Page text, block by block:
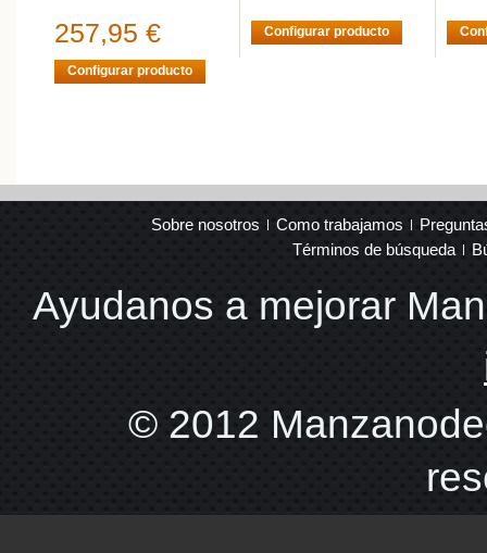
257,95 €
Configurar producto
Configurar producto
Sobre nosotros Como trabajamos
Términos de búsqueda
Ayudanos a mejorar
© 2012